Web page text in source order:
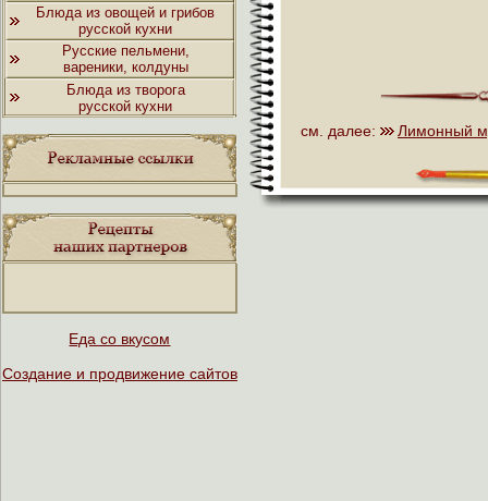
Блюда из овощей и грибов
русской кухни
Русские пельмени,
вареники, колдуны
Блюда из творога
русской кухни
Еда со вкусом
Создание и продвижение сайтов
см. далее: Лимонный